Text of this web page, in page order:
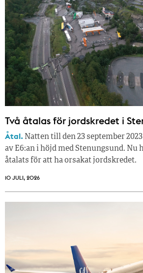
Två åtalas för jordskredet i
Åtal. Natten till den 23 september
av E6:an i höjd med Stenungsund. Nu
åtalats för att ha orsakat jordskredet.
10 JULI, 2026